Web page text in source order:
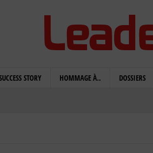
STORY HOMMAGE À.. DOSSIERS